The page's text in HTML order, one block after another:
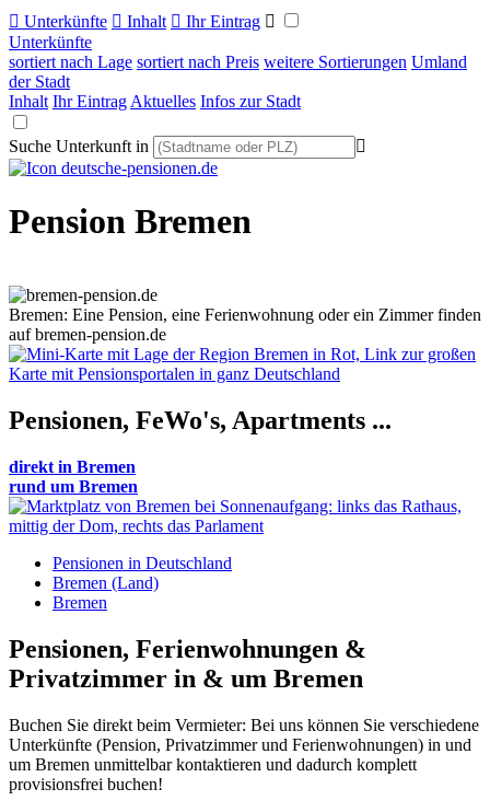
 Unterkünfte  Inhalt  Ihr Eintrag 
Unterkünfte
sortiert nach Lage sortiert nach Preis weitere Sortierungen Umland
der Stadt
Inhalt Ihr Eintrag Aktuelles Infos zur Stadt
Suche Unterkunft in 
Pension Bremen
Bremen: Eine Pension, eine Ferienwohnung oder ein Zimmer finden
auf bremen-pension.de
Pensionen, FeWo's, Apartments ...
direkt in Bremen
rund um Bremen
Pensionen in Deutschland
Bremen (Land)
Bremen
Pensionen, Ferienwohnungen &
Privatzimmer in & um Bremen
Buchen Sie direkt beim Vermieter: Bei uns können Sie verschiedene
Unterkünfte (Pension, Privatzimmer und Ferienwohnungen) in und
um Bremen unmittelbar kontaktieren und dadurch komplett
provisionsfrei buchen!